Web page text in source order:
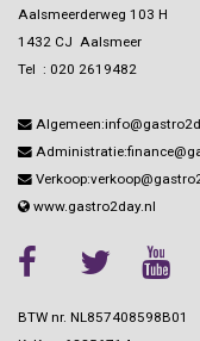
Aalsmeerderweg 103 H
1432 CJ Aalsmeer
Tel : 020 2619482
www.gastro2day.nl
BTW nr. NL857408598B01